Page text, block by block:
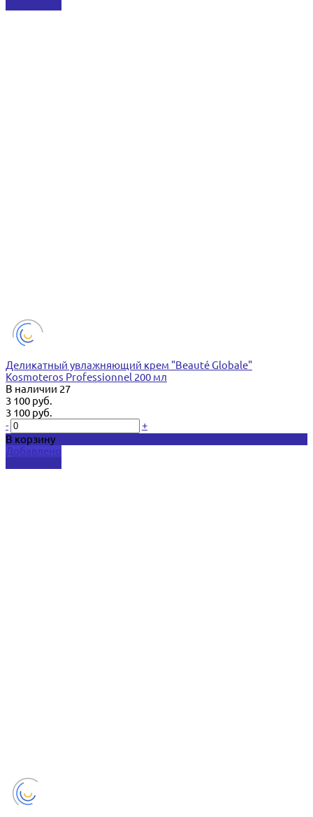
Деликатный увлажняющий крем "Beauté Globale"
Kosmoteros Professionnel 200 мл
В наличии 27
3 100 руб.
3 100 руб.
-
+
В корзину
Добавлено